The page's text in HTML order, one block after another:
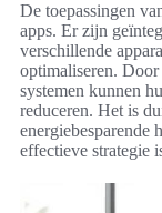
De toepassingen
apps. Er zijn
verschillende
optimaliseren.
systemen kunnen
reduceren. Het is
energiebesparende
effectieve strategie